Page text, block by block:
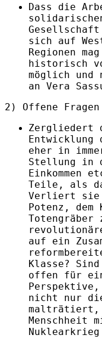
Dass die
sich auf
Regionen
historisch
möglich
an Vera
2) Offene
Zergliedert
eher in
Stellung in
Einkommen
Teile, als
Verliert sie
Potenz,
Totengräber
auf ein
Klasse?
offen für
nicht nur
malträtiert,
Menschheit